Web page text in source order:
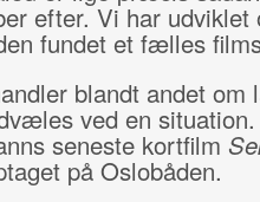
efter. Vi har udviklet
fundet et fælles
blandt andet om
ved en
seneste kortfilm
på Oslobåden.